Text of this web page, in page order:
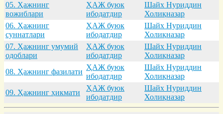
05. Ҳaжнинг
вожиблaри
ҲАЖ буюк
ибодатдир
Шайх Нуриддин
Холиқназар
06. Ҳaжнинг
суннaтлaри
ҲАЖ буюк
ибодатдир
Шайх Нуриддин
Холиқназар
07. Ҳaжнинг умумий
одоблaри
ҲАЖ буюк
ибодатдир
Шайх Нуриддин
Холиқназар
08. Ҳaжнинг фaзилaти
ҲАЖ буюк
ибодатдир
Шайх Нуриддин
Холиқназар
09. Ҳaжнинг ҳикмaти
ҲАЖ буюк
ибодатдир
Шайх Нуриддин
Холиқназар